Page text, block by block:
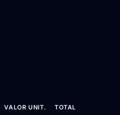
VALOR UNIT. TOTAL